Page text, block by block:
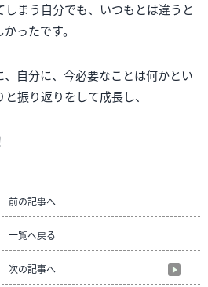
まう自分でも、いつもとは違うと
ったです。
自分に、今必要なことは何かとい
振り返りをして成長し、
前の記事へ
一覧へ戻る
次の記事へ